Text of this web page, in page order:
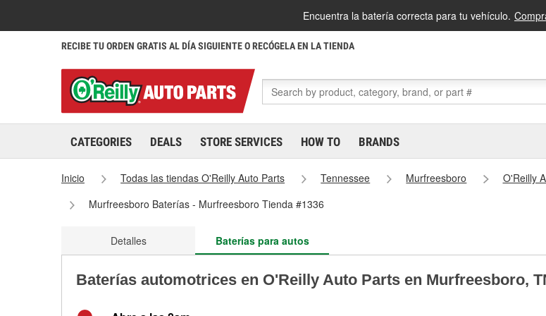
Encuentra la batería correcta para tu vehículo.
RECIBE TU ORDEN GRATIS AL DÍA SIGUIENTE O RECÓGELA EN LA TIENDA
CATEGORIES DEALS STORE SERVICES HOW TO BRANDS
Inicio Todas las tiendas O'Reilly Auto Parts Tennessee Murfreesboro
O'Reilly
Murfreesboro Baterías - Murfreesboro Tienda #1336
Detalles Baterías para autos
Baterías automotrices en O'Reilly Auto Parts en Murfreesboro,